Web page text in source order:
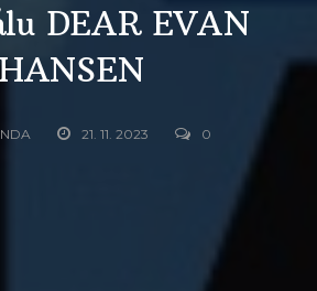
DEAR EVAN
21. 11. 2023 0